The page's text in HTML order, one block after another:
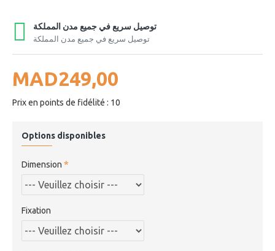
توصيل سريع في جميع مدن المملكة
توصيل سريع في جميع مدن المملكة
MAD249,00
Prix en points de fidélité : 10
Options disponibles
Dimension
Fixation